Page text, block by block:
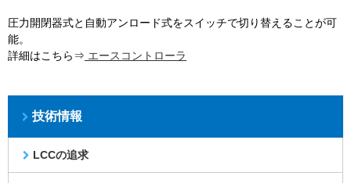
圧力開閉器式と自動アンロード式をスイッチで切り替えることが可
能。
詳細はこちら⇒ エースコントローラ
技術情報
LCCの追求